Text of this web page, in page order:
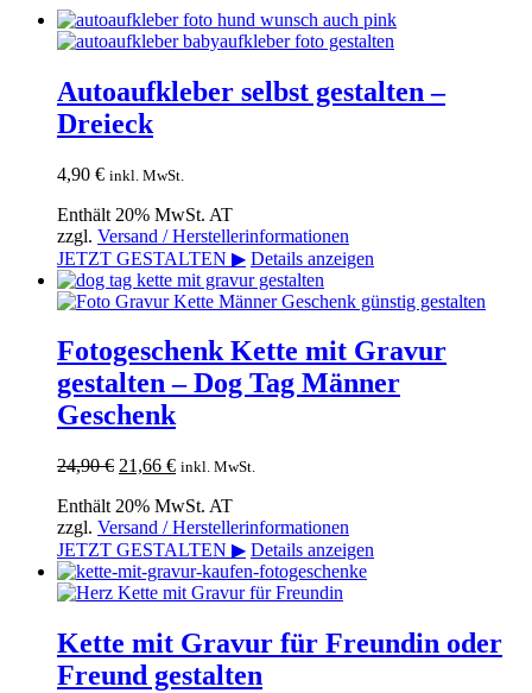
Autoaufkleber selbst gestalten –
Dreieck
4,90 € inkl. MwSt.
Enthält 20% MwSt. AT
zzgl. Versand / Herstellerinformationen
JETZT GESTALTEN ▶ Details anzeigen
Fotogeschenk Kette mit Gravur
gestalten – Dog Tag Männer
Geschenk
24,90€ Ursprünglicher
war:
24,90 €
21,66 €Aktueller
ist:
21,66 €.
inkl. MwSt.
Enthält 20% MwSt. AT
zzgl. Versand / Herstellerinformationen
JETZT GESTALTEN ▶ Details anzeigen
Kette mit Gravur für Freundin oder
Freund gestalten